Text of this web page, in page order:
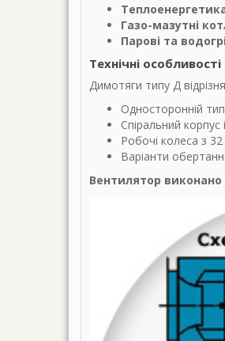
Газо-мазутні
Парові та
Технічні особливості
Димотяги типу Д
Односторонній
Спіральний
Робочі колеса з
Варіанти
Вентилятор